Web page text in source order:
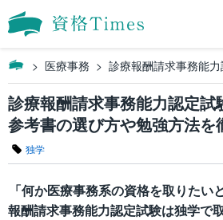
医療事務 診療報酬請求事務能
診療報酬請求事務能力認定試
参考書の選び方や勉強方法を
独学
「何か医療事務系の資格を取りたい
報酬請求事務能力認定試験は独学で